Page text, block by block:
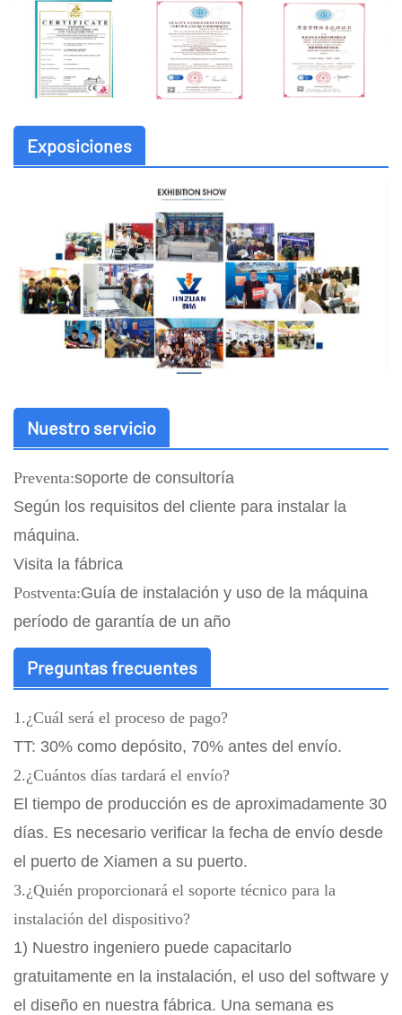
Exposiciones
Nuestro servicio
Preventa:soporte de consultoría
Según los requisitos del cliente para instalar la
máquina.
Visita la fábrica
Postventa:Guía de instalación y uso de la máquina
período de garantía de un año
Preguntas frecuentes
1.¿Cuál será el proceso de pago?
TT: 30% como depósito, 70% antes del envío.
2.¿Cuántos días tardará el envío?
El tiempo de producción es de aproximadamente 30
días. Es necesario verificar la fecha de envío desde
el puerto de Xiamen a su puerto.
3.¿Quién proporcionará el soporte técnico para la
instalación del dispositivo?
1) Nuestro ingeniero puede capacitarlo
gratuitamente en la instalación, el uso del software y
el diseño en nuestra fábrica. Una semana es